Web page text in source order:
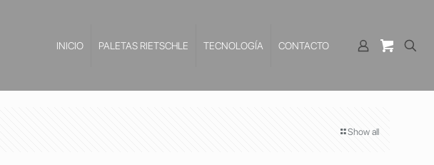
INICIO PALETAS RIETSCHLE TECNOLOGÍA CONTACTO
Show all